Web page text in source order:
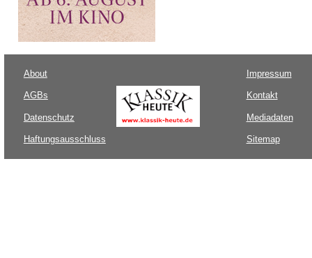
About
AGBs
Datenschutz
Haftungsausschluss
Impressum
Kontakt
Mediadaten
Sitemap